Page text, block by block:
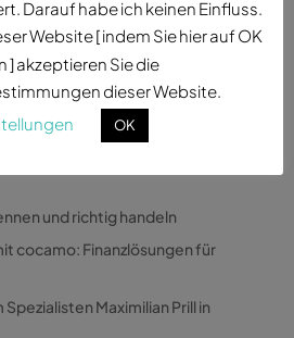
und richtig handeln
cocamo: Finanzlösungen für
Maximilian Prill in
Darauf habe ich keinen Einfluss.
Website [ indem Sie hier auf OK
] akzeptieren Sie die
dieser Website.
OK